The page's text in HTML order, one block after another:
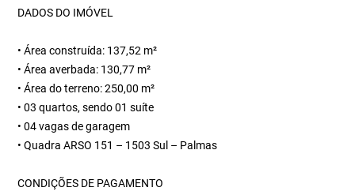
DADOS DO IMÓVEL
• Área construída: 137,52 m²
• Área averbada: 130,77 m²
• Área do terreno: 250,00 m²
• 03 quartos, sendo 01 suíte
• 04 vagas de garagem
• Quadra ARSO 151 – 1503 Sul – Palmas
CONDIÇÕES DE PAGAMENTO